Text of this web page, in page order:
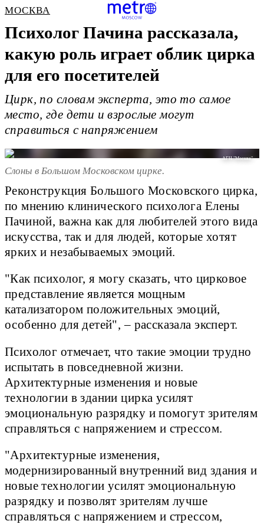
МОСКВА
Психолог Пачина рассказала,
какую роль играет облик цирка
для его посетителей
Цирк, по словам эксперта, это то самое
место, где дети и взрослые могут
справиться с напряжением
АГН "Москва".
Слоны в Большом Московском цирке.
Реконструкция Большого Московского цирка,
по мнению клинического психолога Елены
Пачиной, важна как для любителей этого вида
искусства, так и для людей, которые хотят
ярких и незабываемых эмоций.
"Как психолог, я могу сказать, что цирковое
представление является мощным
катализатором положительных эмоций,
особенно для детей", – рассказала эксперт.
Психолог отмечает, что такие эмоции трудно
испытать в повседневной жизни.
Архитектурные изменения и новые
технологии в здании цирка усилят
эмоциональную разрядку и помогут зрителям
справляться с напряжением и стрессом.
"Архитектурные изменения,
модернизированный внутренний вид здания и
новые технологии усилят эмоциональную
разрядку и позволят зрителям лучше
справляться с напряжением и стрессом,